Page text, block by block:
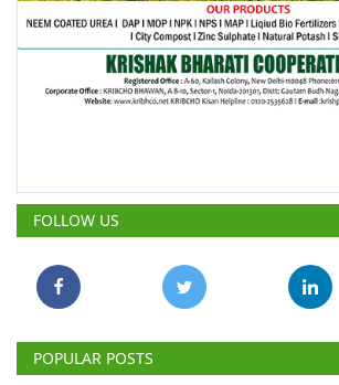
FOLLOW US
POPULAR POSTS